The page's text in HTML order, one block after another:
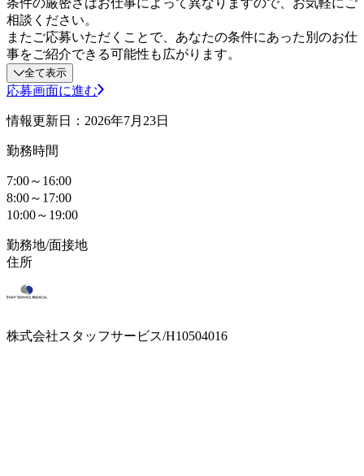
相談ください。
またご応募いただくことで、あなたの条件にあった別のお仕
事をご紹介できる可能性も広がります。
全て表示
応募画面に進む
情報更新日：2026年7月23日
勤務時間
7:00～16:00
8:00～17:00
10:00～19:00
勤務地/面接地
住所
株式会社スタッフサービス/H10504016